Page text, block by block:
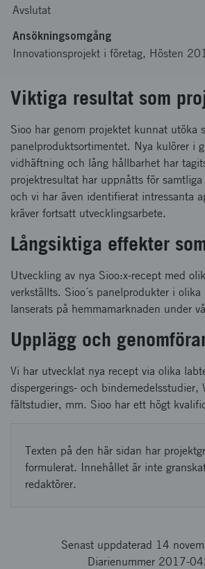
Avslutat
Ansökningsomgång
Innovationsprojekt i företag, Hösten
Viktiga resultat som
Sioo har genom projektet kunnat utöka
panelproduktsortimentet. Nya kulörer i
vidhäftning och lång hållbarhet har
projektresultat har uppnåtts för
och vi har även identifierat intressanta
kräver fortsatt utvecklingsarbete.
Långsiktiga effekter
Utveckling av nya Sioo:x-recept med
verkställts. Sioo´s panelprodukter i olika
lanserats på hemmamarknaden under
Upplägg och
Vi har utvecklat nya recept via olika
dispergerings- och bindemedelsstudier,
fältstudier, mm. Sioo har ett högt
Texten på den här sidan har
formulerat. Innehållet är inte
redaktörer.
Senast uppdaterad 14
Diarienummer 2017-